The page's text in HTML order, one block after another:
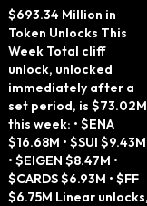
er
$693.34 Million in
Token Unlocks This
Week Total cliff
unlock, unlocked
immediately after a
set period, is $73.02M
this week: • $ENA
$16.68M • $SUI $9.43M
• $EIGEN $8.47M •
$CARDS $6.93M • $FF
$6.75M Linear unlocks,